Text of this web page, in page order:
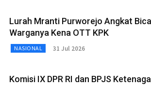
Lurah Mranti Purworejo Angkat
Warganya Kena OTT KPK
NASIONAL 31 Jul 2026
Komisi IX DPR RI dan BPJS